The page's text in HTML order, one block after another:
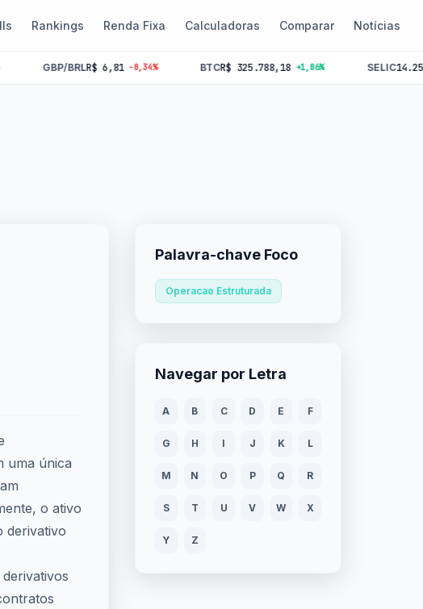
Rankings Renda Fixa Calculadoras Comparar Notícias
GBP/BRLR$ 6,81 -0,34% BTC R$ 325.788,18 +1,06% 14.25%
uma única
o ativo
derivativo
Palavra-chave Foco
Operacao Estruturada
Navegar por Letra
A B C D E F
G H I J K L
M N O P Q R
S T U V W X
Y Z